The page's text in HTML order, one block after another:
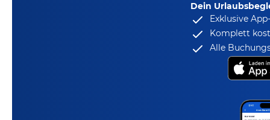
Dein
Exklusive
Komplett
Alle